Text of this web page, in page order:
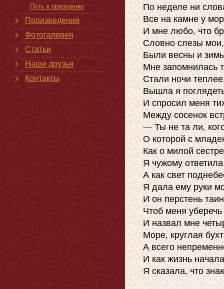
Путь к признанию
Произведения
Фотогалерея
Статьи
Наши друзья
Контакты
По неделе ни
Все на камне у
И мне любо, что
Словно слезы
Были весны и
Мне запомнилась
Стали ночи
Вышла я
И спросил меня
Между сосенок
— Ты не та ли,
О которой с
Как о милой
Я чужому
А как свет
Я дала ему руки
И он перстень
Чтоб меня
И назвал мне
Море, круглая
А всего
И как жизнь
Я сказала, что